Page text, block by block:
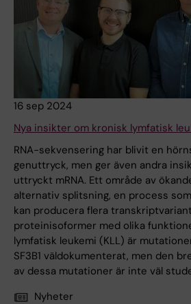
16 sep 2024
Nya insikter om kronisk lymfatisk
RNA-sekvensering har blivit en
genuttryck, men ger även andra
uttryckt mRNA. Ett område av
alternativ splitsning, en process
kan producera flera
proteinisoformer med olika
lymfatisk leukemi (KLL) är
SF3B1 väldokumenterat, men den
av dessa mutationer är inte väl
Nyheter